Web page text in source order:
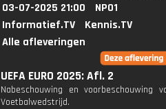
03-07-2025 21:00
NPO1
Informatief.TV
Kennis.TV
Alle afleveringen
UEFA EURO 2025: Afl. 2
Nabeschouwing en voorbeschouwing
Voetbalwedstrijd.